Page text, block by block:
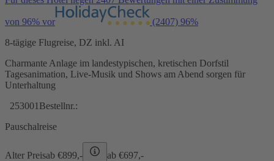
von 96% vor (2407) 96%
8-tägige Flugreise, DZ inkl. AI
Charmante Anlage im landestypischen, kretischen Dorfstil
Tagesanimation, Live-Musik und Shows am Abend sorgen für
Unterhaltung
253001 Bestellnr.:
Pauschalreise
Alter Preisab €899,- ab €697,-